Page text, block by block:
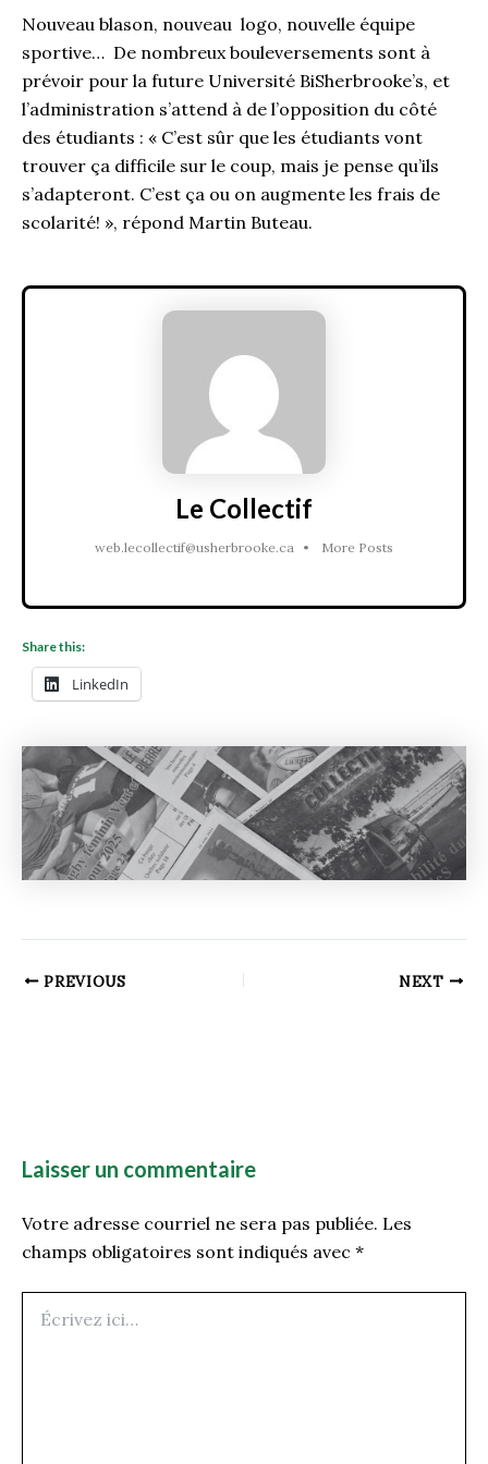
Nouveau blason, nouveau logo, nouvelle équipe
sportive… De nombreux bouleversements sont à
prévoir pour la future Université BiSherbrooke’s, et
l’administration s’attend à de l’opposition du côté
des étudiants : « C’est sûr que les étudiants vont
trouver ça difficile sur le coup, mais je pense qu’ils
s’adapteront. C’est ça ou on augmente les frais de
scolarité! », répond Martin Buteau.
Le Collectif
web.lecollectif@usherbrooke.ca • More Posts
Share this:
LinkedIn
PREVIOUS NEXT
Laisser un commentaire
Votre adresse courriel ne sera pas publiée. Les
champs obligatoires sont indiqués avec *
ici…